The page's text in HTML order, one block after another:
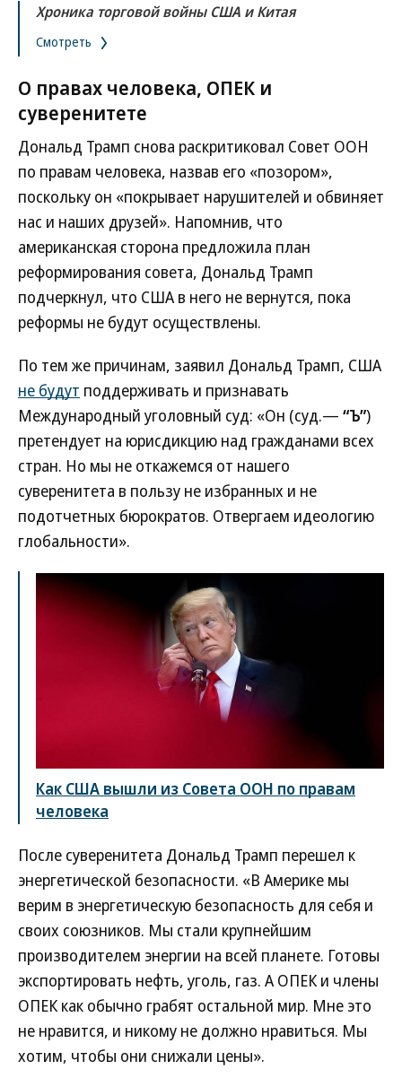
Хроника торговой войны США и Китая
Смотреть
О правах человека, ОПЕК и
суверенитете
Дональд Трамп снова раскритиковал Совет ООН
по правам человека, назвав его «позором»,
поскольку он «покрывает нарушителей и обвиняет
нас и наших друзей». Напомнив, что
американская сторона предложила план
реформирования совета, Дональд Трамп
подчеркнул, что США в него не вернутся, пока
реформы не будут осуществлены.
По тем же причинам, заявил Дональд Трамп, США
не будут поддерживать и признавать
Международный уголовный суд: «Он (суд.— “Ъ”)
претендует на юрисдикцию над гражданами всех
стран. Но мы не откажемся от нашего
суверенитета в пользу не избранных и не
подотчетных бюрократов. Отвергаем идеологию
глобальности».
Как США вышли из Совета ООН по правам
человека
После суверенитета Дональд Трамп перешел к
энергетической безопасности. «В Америке мы
верим в энергетическую безопасность для себя и
своих союзников. Мы стали крупнейшим
производителем энергии на всей планете. Готовы
экспортировать нефть, уголь, газ. А ОПЕК и члены
ОПЕК как обычно грабят остальной мир. Мне это
не нравится, и никому не должно нравиться. Мы
хотим, чтобы они снижали цены».